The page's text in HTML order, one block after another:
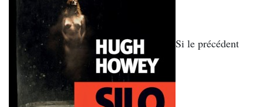
Si le précédent